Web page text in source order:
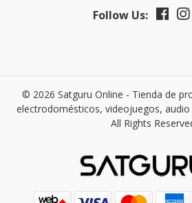
Follow Us:
© 2026 Satguru Online - Tienda de
electrodomésticos, videojuegos, audio
All Rights